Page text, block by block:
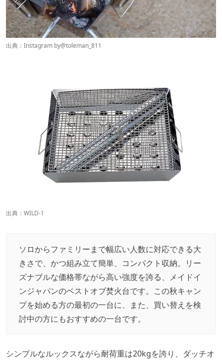
出典：Instagram by@toleman_811
出典： WILD-1
ソロからファミリーまで幅広い人数に対応できる大
きさで、かつ組み立て簡単、コンパクト収納。リー
ズナブルな価格帯ながら高い強度を誇る、メイドイ
ンジャパンのベストオブ焚火台です。この秋キャン
プを始める方の最初の一台に、また、買い替えを検
討中の方にもおすすめの一台です。
シンプルなルックスながら耐荷重は20kgを誇り、ダッチオ